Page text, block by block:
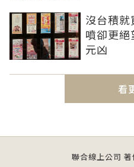
沒台積
噴卻更絕
元凶
看
聯合線上公司